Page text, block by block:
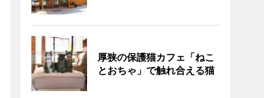
厚狭の保護猫カフェ「ねこ
とおちゃ」で触れ合える猫